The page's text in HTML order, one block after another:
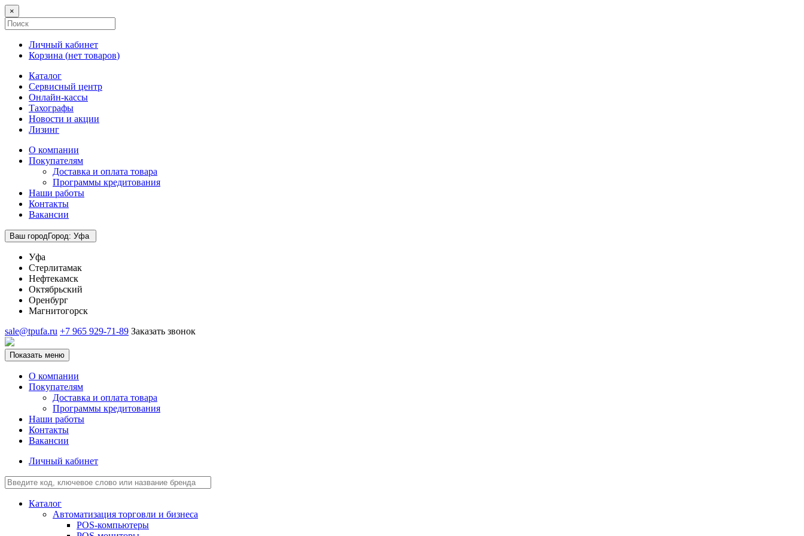
×
Личный кабинет
Корзина (нет товаров)
Каталог
Сервисный центр
Онлайн-кассы
Тахографы
Новости и акции
Лизинг
О компании
Покупателям
Доставка и оплата товара
Программы кредитования
Наши работы
Контакты
Вакансии
Ваш городГород: Уфа
Уфа
Стерлитамак
Нефтекамск
Октябрьский
Оренбург
Магнитогорск
sale@tpufa.ru +7 965 929-71-89 Заказать звонок
Показать меню
О компании
Покупателям
Доставка и оплата товара
Программы кредитования
Наши работы
Контакты
Вакансии
Личный кабинет
Каталог
Автоматизация торговли и бизнеса
POS-компьютеры